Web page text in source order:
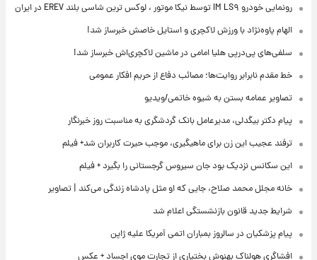
رونمایی خودرو IM LS۹ توسط نیکا موتور ، لوکس ترین شاسی بلند EREV در ایران
الهام پاوه‌نژاد با ورزش لاکچری و استایل خاصش خبرساز شد!
سلفی‌های پی‌درپی هلیا امامی در ماشین لاکچری‌اش خبرساز شد!
خط مقدم نابرابر روایت‌ها؛ مصائب دفاع از حریم افکار عمومی
تصاویر عمامه بستن به شیوه خاتمی/ویدیو
پیام دکتر بیگدلی، مدیرعامل بانک گردشگری به مناسبت روز خبرنگار
ترفند عجیب این زن برای ماهیگیری، موجب حیرت کاربران شد+ فیلم
این سکانس نزدیک بود جان سیروس گرجستانی را بگیرد + فیلم
خانه مجلل محمد صلاح، جایی که او مثل پادشاه زندگی می‌کند | تصاویر
شرایط جدید قانون بازنشستگی اعلام شد
پیام پزشکیان در سالروز بمباران اتمی آمریکا علیه ژاپن
افشاگری هولناک بهنوش بختیاری از تجارت موی اجساد + عکس